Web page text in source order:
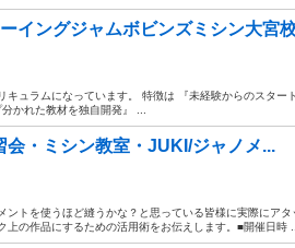
イングジャムボビンズミシン大宮
ュラムになっています。 特徴は 『未経験からのスター
かれた教材を独自開発』 ...
・ミシン教室・JUKI/ジャノメ...
トを使うほど縫うかな？と思っている皆様に実際にアタ
の作品にするための活用術をお伝えします。 ​■開催日時 ...